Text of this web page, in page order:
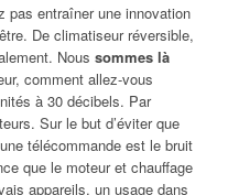
pas entraîner une innovation
De climatiseur réversible,
Nous sommes là
comment allez-vous
à 30 décibels. Par
Sur le but d’éviter que
télécommande est le bruit
que le moteur et chauffage
appareils, un usage dans